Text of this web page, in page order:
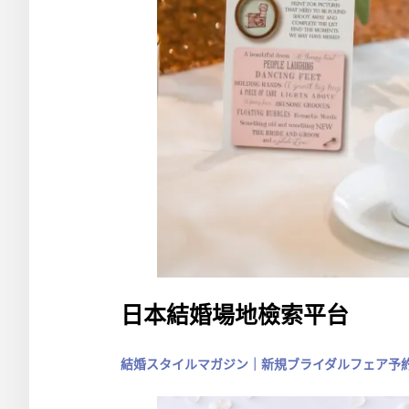
日本結婚場地檢索平台
結婚スタイルマガジン｜新規ブライダルフェア予